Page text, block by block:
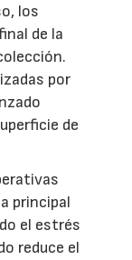
los
de la
por
de
principal
el estrés
reduce el